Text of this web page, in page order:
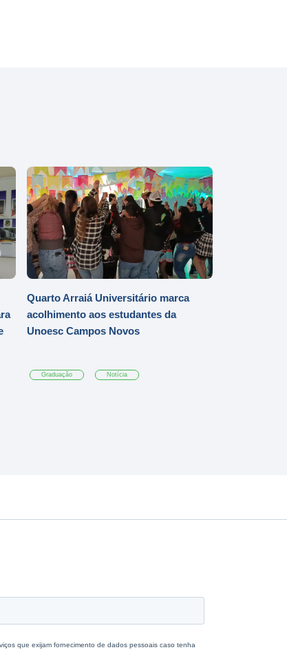
Quarto Arraiá Universitário marca
acolhimento aos estudantes da
Unoesc Campos Novos
Graduação Notícia